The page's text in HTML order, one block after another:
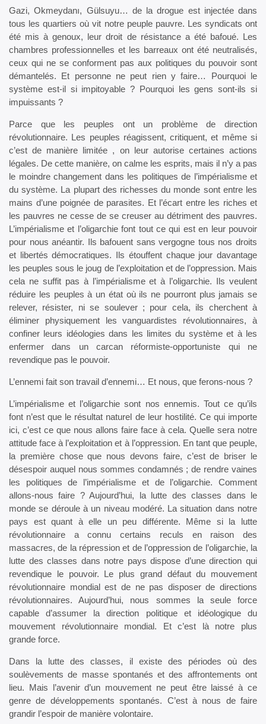
Gazi, Okmeydanı, Gülsuyu… de la drogue est injectée dans
tous les quartiers où vit notre peuple pauvre. Les syndicats ont
été mis à genoux, leur droit de résistance a été bafoué. Les
chambres professionnelles et les barreaux ont été neutralisés,
ceux qui ne se conforment pas aux politiques du pouvoir sont
démantelés. Et personne ne peut rien y faire… Pourquoi le
système est-il si impitoyable ? Pourquoi les gens sont-ils si
impuissants ?
Parce que les peuples ont un problème de direction
révolutionnaire. Les peuples réagissent, critiquent, et même si
c’est de manière limitée , on leur autorise certaines actions
légales. De cette manière, on calme les esprits, mais il n’y a pas
le moindre changement dans les politiques de l’impérialisme et
du système. La plupart des richesses du monde sont entre les
mains d’une poignée de parasites. Et l’écart entre les riches et
les pauvres ne cesse de se creuser au détriment des pauvres.
L’impérialisme et l’oligarchie font tout ce qui est en leur pouvoir
pour nous anéantir. Ils bafouent sans vergogne tous nos droits
et libertés démocratiques. Ils étouffent chaque jour davantage
les peuples sous le joug de l’exploitation et de l’oppression. Mais
cela ne suffit pas à l’impérialisme et à l’oligarchie. Ils veulent
réduire les peuples à un état où ils ne pourront plus jamais se
relever, résister, ni se soulever ; pour cela, ils cherchent à
éliminer physiquement les vanguardistes révolutionnaires, à
confiner leurs idéologies dans les limites du système et à les
enfermer dans un carcan réformiste-opportuniste qui ne
revendique pas le pouvoir.
L’ennemi fait son travail d’ennemi… Et nous, que ferons-nous ?
L’impérialisme et l’oligarchie sont nos ennemis. Tout ce qu’ils
font n’est que le résultat naturel de leur hostilité. Ce qui importe
ici, c’est ce que nous allons faire face à cela. Quelle sera notre
attitude face à l’exploitation et à l’oppression. En tant que peuple,
la première chose que nous devons faire, c’est de briser le
désespoir auquel nous sommes condamnés ; de rendre vaines
les politiques de l’impérialisme et de l’oligarchie. Comment
allons-nous faire ? Aujourd’hui, la lutte des classes dans le
monde se déroule à un niveau modéré. La situation dans notre
pays est quant à elle un peu différente. Même si la lutte
révolutionnaire a connu certains reculs en raison des
massacres, de la répression et de l’oppression de l’oligarchie, la
lutte des classes dans notre pays dispose d’une direction qui
revendique le pouvoir. Le plus grand défaut du mouvement
révolutionnaire mondial est de ne pas disposer de directions
révolutionnaires. Aujourd’hui, nous sommes la seule force
capable d’assumer la direction politique et idéologique du
mouvement révolutionnaire mondial. Et c’est là notre plus
grande force.
Dans la lutte des classes, il existe des périodes où des
soulèvements de masse spontanés et des affrontements ont
lieu. Mais l’avenir d’un mouvement ne peut être laissé à ce
genre de développements spontanés. C’est à nous de faire
grandir l’espoir de manière volontaire.